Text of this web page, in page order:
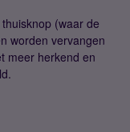
(waar de
worden vervangen
meer herkend en